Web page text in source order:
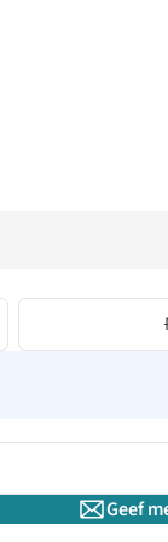
Geef